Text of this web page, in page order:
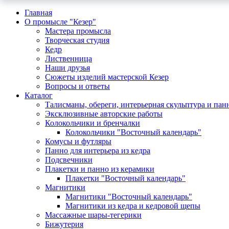
Главная
О промысле "Кезер"
Мастера промысла
Творческая студия
Кедр
Лиственница
Наши друзья
Сюжеты изделий мастерской Кезер
Вопросы и ответы
Каталог
Талисманы, обереги, интерьерная скульптура и
Эксклюзивные авторские работы
Колокольчики и бренчалки
Колокольчики "Восточный календарь"
Комусы и футляры
Панно для интерьера из кедра
Подсвечники
Плакетки и панно из керамики
Плакетки "Восточный календарь"
Магнитики
Магнитики "Восточный календарь"
Магнитики из кедра и кедровой щепы
Массажные шары-тегерики
Бижутерия